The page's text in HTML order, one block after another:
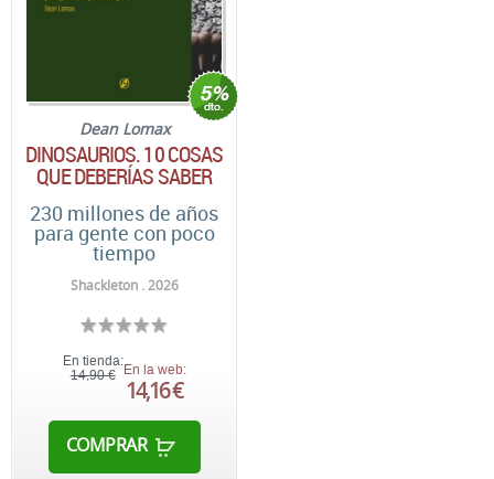
Dean Lomax
DINOSAURIOS. 10 COSAS
QUE DEBERÍAS SABER
230 millones de años
para gente con poco
tiempo
Shackleton . 2026
En tienda:
14,90 € En la web:
14,16 €
COMPRAR